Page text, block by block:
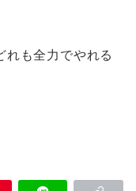
れも全力でやれる